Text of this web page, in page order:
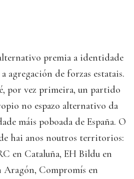
premia a identidade
agregación de forzas estatais.
por vez primeira, un partido
no espazo alternativo da
máis poboada de España. O
hai anos noutros territorios:
en Cataluña, EH Bildu en
Aragón, Compromís en